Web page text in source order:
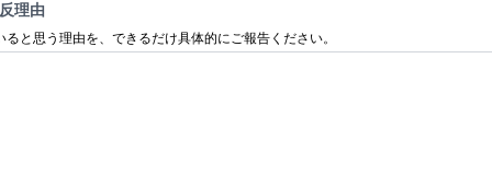
理由
ると思う理由を、できるだけ具体的にご報告ください。